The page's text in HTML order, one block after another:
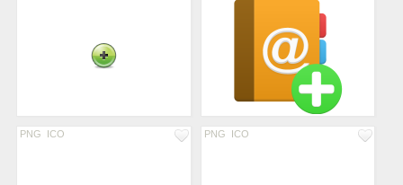
PNG ICO PNG ICO